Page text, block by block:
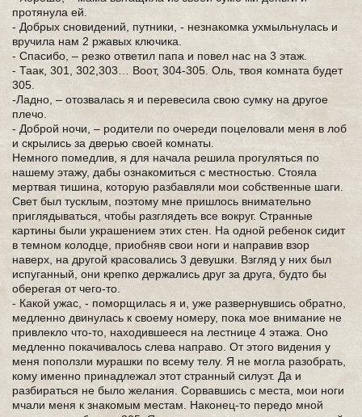
протянула ей.
- Добрых сновидений, путники, - незнакомка ухмыльнулась и
вручила нам 2 ржавых ключика.
- Спасибо, – резко ответил папа и повел нас на 3 этаж.
- Таак, 301, 302,303… Воот, 304-305. Оль, твоя комната будет
305.
-Ладно, – отозвалась я и перевесила свою сумку на другое
плечо.
- Доброй ночи, – родители по очереди поцеловали меня в лоб
и скрылись за дверью своей комнаты.
Немного помедлив, я для начала решила прогуляться по
нашему этажу, дабы ознакомиться с местностью. Стояла
мертвая тишина, которую разбавляли мои собственные шаги.
Свет был тусклым, поэтому мне пришлось внимательно
приглядываться, чтобы разглядеть все вокруг. Странные
картины были украшением этих стен. На одной ребенок сидит
в темном колодце, приобняв свои ноги и направив взор
наверх, на другой красовались 3 девушки. Взгляд у них был
испуганный, они крепко держались друг за друга, будто бы
оберегая от чего-то.
- Какой ужас, - поморщилась я и, уже развернувшись обратно,
медленно двинулась к своему номеру, пока мое внимание не
привлекло что-то, находившееся на лестнице 4 этажа. Оно
медленно покачивалось слева направо. От этого видения у
меня поползли мурашки по всему телу. Я не могла разобрать,
кому именно принадлежал этот странный силуэт. Да и
разбираться не было желания. Сорвавшись с места, мои ноги
мчали меня к знакомым местам. Наконец-то передо мной